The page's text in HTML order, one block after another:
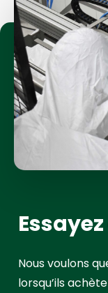
Nous voulons
lorsqu’ils